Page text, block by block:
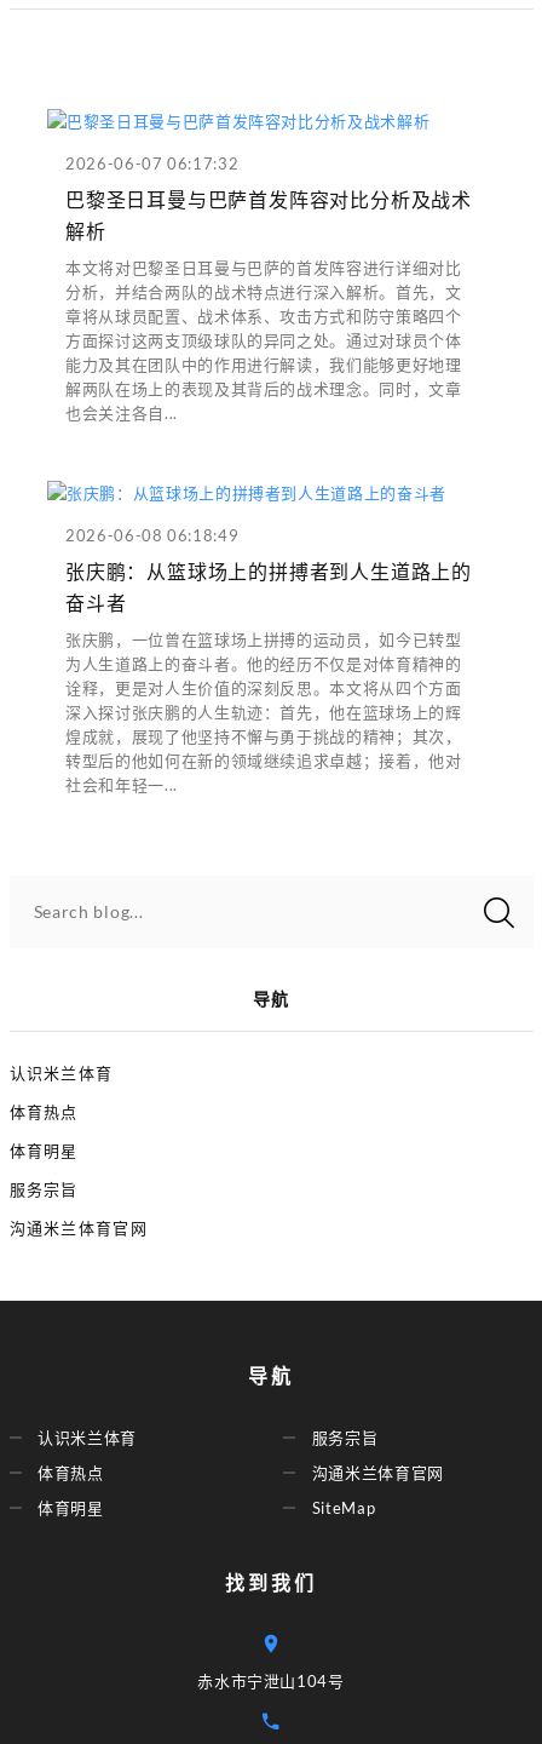
2026-06-07 06:17:32
巴黎圣日耳曼与巴萨首发阵容对比分析及战术
解析
本文将对巴黎圣日耳曼与巴萨的首发阵容进行详细对比
分析，并结合两队的战术特点进行深入解析。首先，文
章将从球员配置、战术体系、攻击方式和防守策略四个
方面探讨这两支顶级球队的异同之处。通过对球员个体
能力及其在团队中的作用进行解读，我们能够更好地理
解两队在场上的表现及其背后的战术理念。同时，文章
也会关注各自...
2026-06-08 06:18:49
张庆鹏：从篮球场上的拼搏者到人生道路上的
奋斗者
张庆鹏，一位曾在篮球场上拼搏的运动员，如今已转型
为人生道路上的奋斗者。他的经历不仅是对体育精神的
诠释，更是对人生价值的深刻反思。本文将从四个方面
深入探讨张庆鹏的人生轨迹：首先，他在篮球场上的辉
煌成就，展现了他坚持不懈与勇于挑战的精神；其次，
转型后的他如何在新的领域继续追求卓越；接着，他对
社会和年轻一...
Search blog...
导航
认识米兰体育
体育热点
体育明星
服务宗旨
沟通米兰体育官网
导航
认识米兰体育
体育热点
体育明星
服务宗旨
沟通米兰体育官网
SiteMap
找到我们
赤水市宁泄山104号